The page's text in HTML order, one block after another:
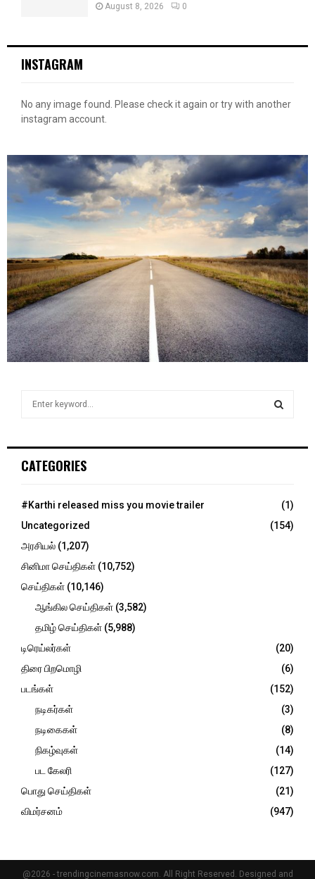
August 8, 2026 0
INSTAGRAM
No any image found. Please check it again or try with another
instagram account.
h
o
:
CATEGORIES
#Karthi released miss you movie trailer
(1)
Uncategorized
(154)
அரசியல் (1,207)
சினிமா செய்திகள் (10,752)
செய்திகள் (10,146)
ஆங்கில செய்திகள் (3,582)
தமிழ் செய்திகள் (5,988)
டிரெய்லர்கள்
(20)
திரை பிறமொழி
(6)
படங்கள்
(152)
நடிகர்கள்
(3)
நடிகைகள்
(8)
நிகழ்வுகள்
(14)
பட கேலரி
(127)
பொது செய்திகள்
(21)
விமர்சனம்
(947)
@2026 - trendingcinemasnow.com. All Right Reserved. Designed and